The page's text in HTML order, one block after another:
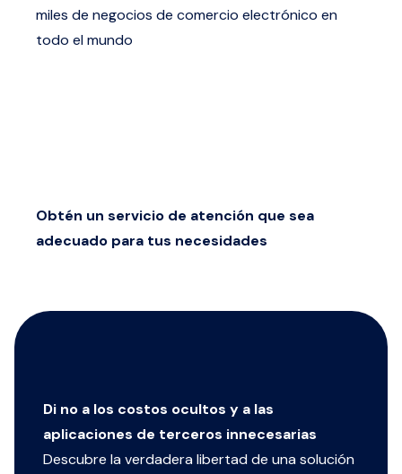
miles de negocios de comercio electrónico en
todo el mundo
Obtén un servicio de atención que sea
adecuado para tus necesidades
Di no a los costos ocultos y a las
aplicaciones de terceros innecesarias
Descubre la verdadera libertad de una solución